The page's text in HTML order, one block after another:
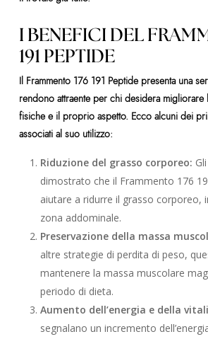
I BENEFICI DEL
191 PEPTIDE
Il Frammento 176 191 Peptide presenta una
rendono attraente per chi desidera
fisiche e il proprio aspetto. Ecco alcuni dei
associati al suo utilizzo:
Riduzione del grasso corporeo:
dimostrato che il Frammento 176
aiutare a ridurre il grasso corporeo,
zona addominale.
Preservazione della massa
altre strategie di perdita di peso,
mantenere la massa muscolare
periodo di dieta.
Aumento dell’energia e della
segnalano un incremento